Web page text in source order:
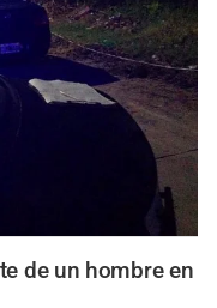
de un hombre en